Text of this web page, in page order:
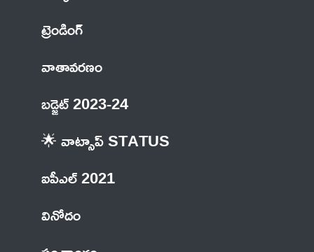
ట్రెండింగ్
వాతావరణం
బడ్జెట్ 2023-24
🌟 వాట్సాప్ STATUS
ఐపీఎల్ 2021
వినోదం